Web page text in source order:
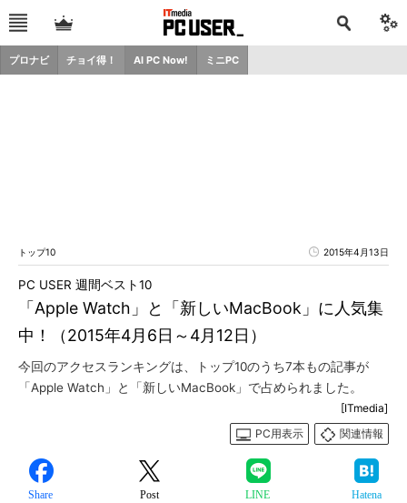
プロナビ チョイ得！ AI PC Now! ミニPC
トップ10 2015年4月13日
「Apple Watch」と「新しいMacBook」に人気集
中！（2015年4月6日～4月12日）
PC USER 週間ベスト10
今回のアクセスランキングは、トップ10のうち7本もの記事が
「Apple Watch」と「新しいMacBook」で占められました。
[ITmedia]
PC用表示
関連情報
Share Post LINE Hatena